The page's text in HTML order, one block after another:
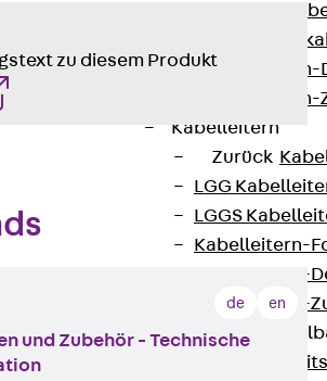
GTD
GTDW
Gitterbahnen-
Kabelleitern
Zurück
LGG
LGGS
Kabelleitern-
Kabelleitern-
Kabelleitern-
zu diesem Produkt
de en
und Zubehör - Technische